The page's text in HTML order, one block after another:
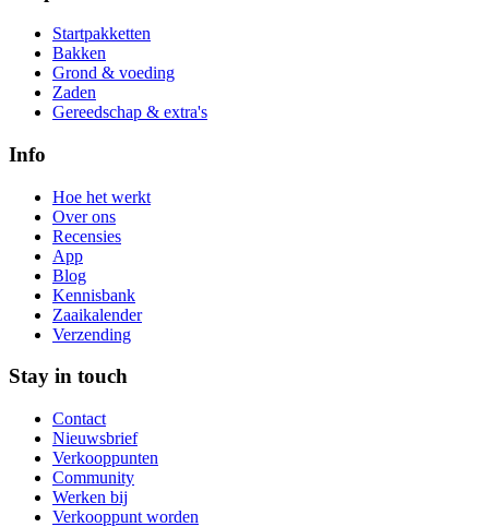
Startpakketten
Bakken
Grond & voeding
Zaden
Gereedschap & extra's
Info
Hoe het werkt
Over ons
Recensies
App
Blog
Kennisbank
Zaaikalender
Verzending
Stay in touch
Contact
Nieuwsbrief
Verkooppunten
Community
Werken bij
Verkooppunt worden